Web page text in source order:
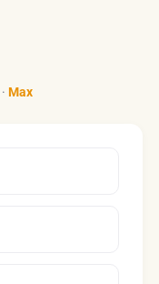
· Max